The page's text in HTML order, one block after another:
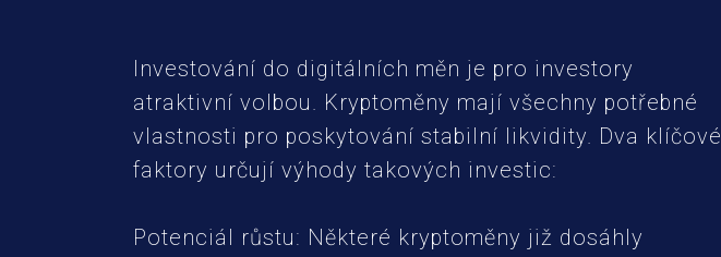
Investování do digitálních měn je pro investory
atraktivní volbou. Kryptoměny mají všechny potřebné
vlastnosti pro poskytování stabilní likvidity. Dva klíčové
faktory určují výhody takových investic:
Potenciál růstu: Některé kryptoměny již dosáhly